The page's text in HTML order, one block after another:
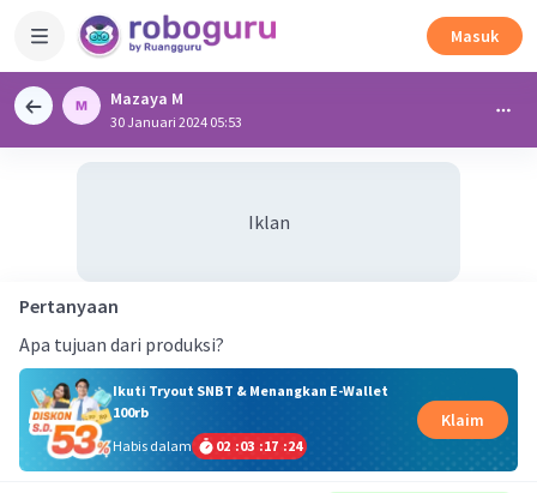
Masuk
Mazaya M
30 Januari 2024 05:53
Iklan
Pertanyaan
Apa tujuan dari produksi?
Ikuti Tryout SNBT & Menangkan E-Wallet
100rb
Habis dalam
02 :03 :17 :23
Klaim